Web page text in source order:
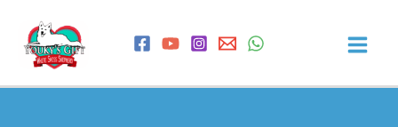
contenuto